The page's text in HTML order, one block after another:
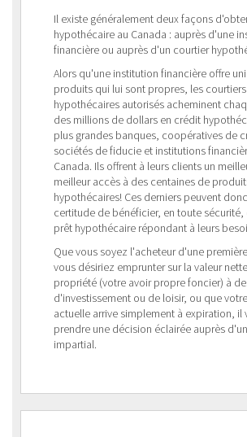
Il existe généralement deux façons
hypothécaire au Canada : auprès d'une
financière ou auprès d'un courtier
Alors qu'une institution financière offre
produits qui lui sont propres, les courtiers
hypothécaires autorisés acheminent
des millions de dollars en crédit
plus grandes banques, coopératives de
sociétés de fiducie et institutions
Canada. Ils offrent à leurs clients un
meilleur accès à des centaines de
hypothécaires! Ces derniers peuvent
certitude de bénéficier, en toute sécurité,
prêt hypothécaire répondant à leurs
Que vous soyez l'acheteur d'une
vous désiriez emprunter sur la valeur
propriété (votre avoir propre foncier) à
d'investissement ou de loisir, ou que
actuelle arrive simplement à expiration, il
prendre une décision éclairée auprès
impartial.